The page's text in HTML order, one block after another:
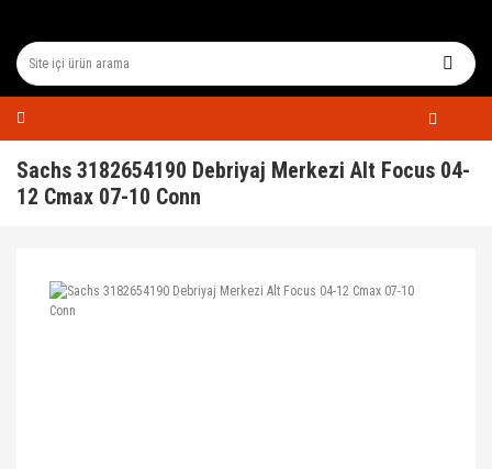
Sachs 3182654190 Debriyaj Merkezi Alt Focus 04-
12 Cmax 07-10 Conn